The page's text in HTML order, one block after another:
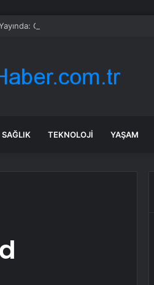
Grok Asistanı ve
SAĞLIK TEKNOLOJI YAŞAM